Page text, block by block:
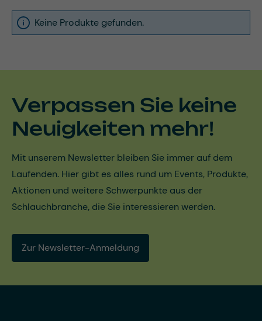
Keine Produkte gefunden.
Verpassen Sie keine
Neuigkeiten mehr!
Mit unserem Newsletter bleiben Sie immer auf dem
Laufenden. Hier gibt es alles rund um Events, Produkte,
Aktionen und weitere Schwerpunkte aus der
Schlauchbranche, die Sie interessieren werden.
Zur Newsletter-Anmeldung